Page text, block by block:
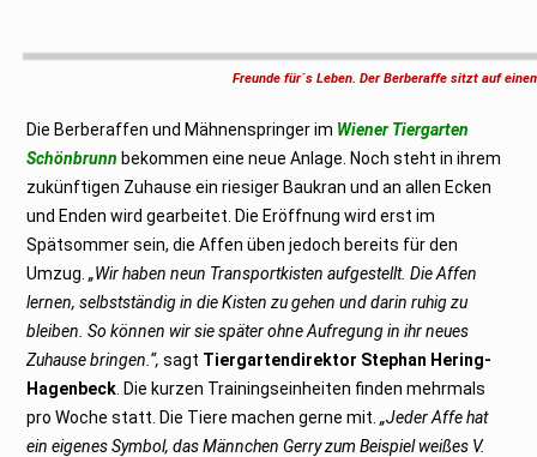
i
Freunde für´s Leben. Der Berberaffe sitzt auf
Die Berberaffen und Mähnenspringer im Wiener Tiergarten
Schönbrunn bekommen eine neue Anlage. Noch steht in ihrem
zukünftigen Zuhause ein riesiger Baukran und an allen Ecken
und Enden wird gearbeitet. Die Eröffnung wird erst im
Spätsommer sein, die Affen üben jedoch bereits für den
Umzug.„Wir haben neun Transportkisten aufgestellt. Die Affen
lernen, selbstständig in die Kisten zu gehen und darin ruhig zu
bleiben. So können wir sie später ohne Aufregung in ihr neues
Zuhause bringen.“, sagt Tiergartendirektor Stephan Hering-
Hagenbeck . Die kurzen Trainingseinheiten finden mehrmals
pro Woche statt. Die Tiere machen gerne mit.„Jeder Affe hat
ein eigenes Symbol, das Männchen Gerry zum Beispiel weißes V.